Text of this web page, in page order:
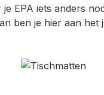
EPA iets anders
ben je hier aan het